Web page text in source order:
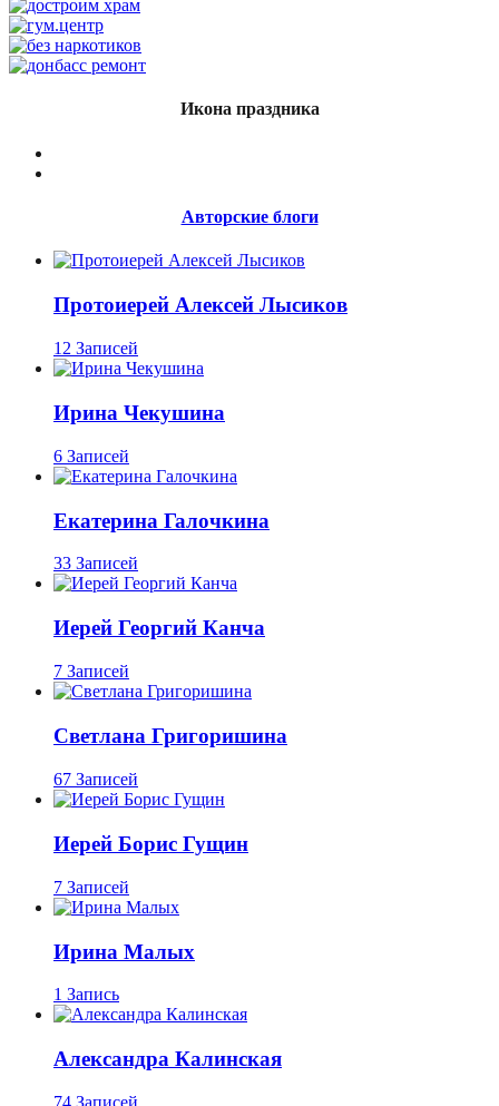
Икона праздника
Авторские блоги
Протоиерей Алексей Лысиков
12 Записей
Ирина Чекушина
6 Записей
Екатерина Галочкина
33 Записей
Иерей Георгий Канча
7 Записей
Светлана Григоришина
67 Записей
Иерей Борис Гущин
7 Записей
Ирина Малых
1 Запись
Александра Калинская